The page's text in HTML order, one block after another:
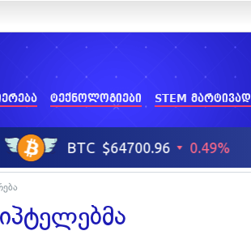
ტექნოლოგიები STEM მარტივად